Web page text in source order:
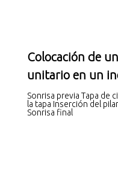
Colocación de
unitario en un
Sonrisa previa Tapa de
la tapa Inserción del
Sonrisa final